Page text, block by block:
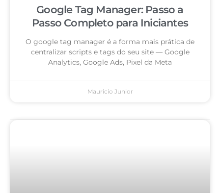
Google Tag Manager: Passo a
Passo Completo para Iniciantes
O google tag manager é a forma mais prática de
centralizar scripts e tags do seu site — Google
Analytics, Google Ads, Pixel da Meta
Mauricio Junior